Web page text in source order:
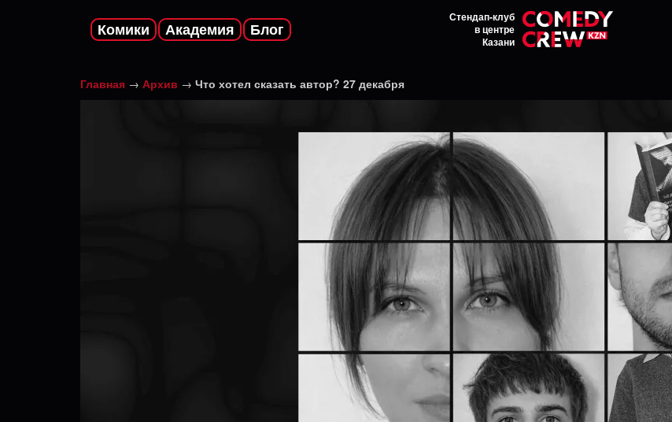
Комики Академия Блог
Стендап-клуб
в центре
Казани
Главная → Архив → Что хотел сказать автор? 27 декабря